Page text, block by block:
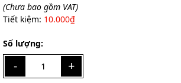
(Chưa bao gồm VAT)
Tiết kiệm: 10.000₫
Số lượng:
- +